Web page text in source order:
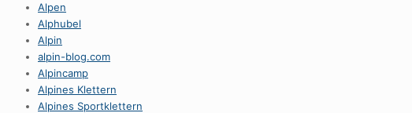
Alpen
Alphubel
Alpin
alpin-blog.com
Alpincamp
Alpines Klettern
Alpines Sportklettern